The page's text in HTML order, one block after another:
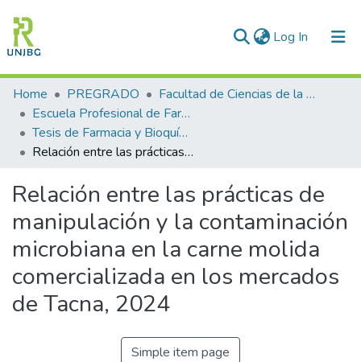
Log In (current)
Communities & Collections
All of DSpace
Statistics
Enviar tesis
Home PREGRADO
Facultad de Ciencias de la Salud
Escuela Profesional de Farmacia y Bioquímica
Tesis de Farmacia y Bioquímica
Relación entre las prácticas de manipulación y la contaminación microbiana en la carne molida comercializada en los mercados de Tacna, 2024
Relación entre las prácticas de
manipulación y la contaminación
microbiana en la carne molida
comercializada en los mercados
de Tacna, 2024
Simple item page